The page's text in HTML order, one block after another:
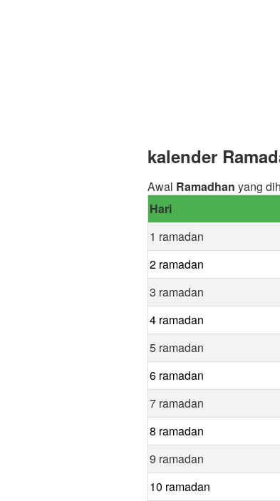
kalender
Awal Ramadhan yang
Hari
1 ramadan
2 ramadan
3 ramadan
4 ramadan
5 ramadan
6 ramadan
7 ramadan
8 ramadan
9 ramadan
10 ramadan